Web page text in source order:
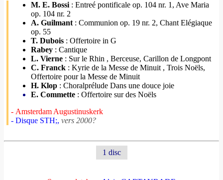
M. E. Bossi : Entreé pontificale op. 104 nr. 1, Ave Maria
op. 104 nr. 2
A. Guilmant : Communion op. 19 nr. 2, Chant Elégiaque
op. 55
T. Dubois : Offertoire in G
Rabey : Cantique
L. Vierne : Sur le Rhin , Berceuse, Carillon de Longpont
C. Franck : Kyrie de la Messe de Minuit , Trois Noëls,
Offertoire pour la Messe de Minuit
H. Klop : Choralprélude Dans une douce joie
E. Commette : Offertoire sur des Noëls
- Amsterdam Augustinuskerk
- Disque STH;, vers 2000?
1 disc